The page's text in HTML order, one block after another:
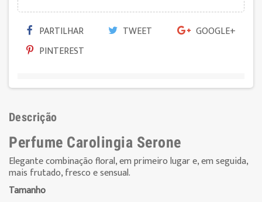
PARTILHAR TWEET
GOOGLE+
PINTEREST
Descrição
Perfume Carolingia Serone
Elegantecombinaçãofloral,em primeiro lugar e, em seguida,
mais frutado, frescoesensual.
Tamanho